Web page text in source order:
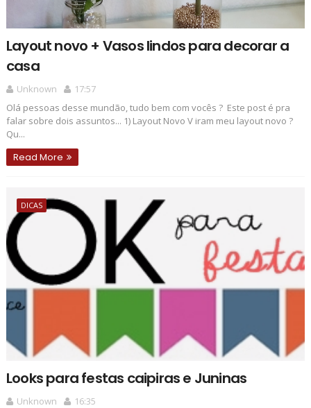
Layout novo + Vasos lindos para decorar a
casa
Unknown
17:57
Olá pessoas desse mundão, tudo bem com vocês ? Este post é pra
falar sobre dois assuntos... 1) Layout Novo V iram meu layout novo ?
Qu...
Read More
DICAS
Looks para festas caipiras e Juninas
Unknown
16:35